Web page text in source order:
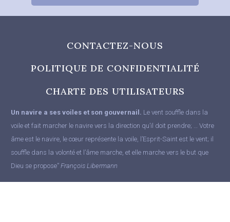
CONTACTEZ-NOUS
POLITIQUE DE CONFIDENTIALITÉ
CHARTE DES UTILISATEURS
Un navire a ses voiles et son gouvernail. Le vent souffle dans la
voile et fait marcher le navire vers la direction qu’il doit prendre; … Votre
âme est le navire, le cœur représente la voile, l’Esprit-Saint est le vent; il
souffle dans la volonté et l’âme marche, et elle marche vers le but que
Dieu se propose” François Libermann